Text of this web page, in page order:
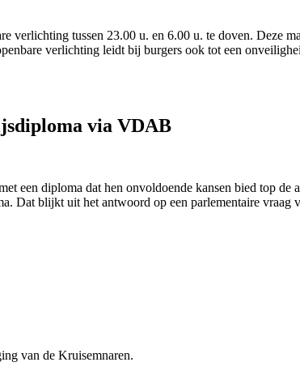
verlichting tussen 23.00 u. en 6.00 u. te doven. Deze
verlichting leidt bij burgers ook tot een
via VDAB
een diploma dat hen onvoldoende kansen bied top
Dat blijkt uit het antwoord op een parlementaire
van de Kruisemnaren.